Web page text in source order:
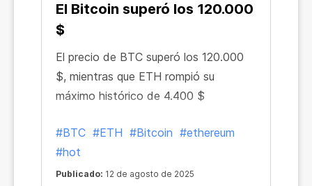
El Bitcoin superó los 120.000
$
El precio de BTC superó los 120.000
$, mientras que ETH rompió su
máximo histórico de 4.400 $
#BTC #ETH #Bitcoin #ethereum
#hot
Publicado: 12 de agosto de 2025